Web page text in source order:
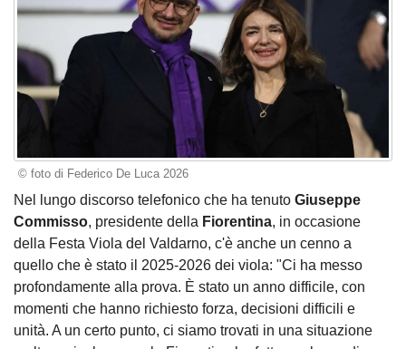
© foto di Federico De Luca 2026
Nel lungo discorso telefonico che ha tenuto Giuseppe
Commisso, presidente della Fiorentina, in occasione
della Festa Viola del Valdarno, c'è anche un cenno a
quello che è stato il 2025-2026 dei viola: "Ci ha messo
profondamente alla prova. È stato un anno difficile, con
momenti che hanno richiesto forza, decisioni difficili e
unità. A un certo punto, ci siamo trovati in una situazione